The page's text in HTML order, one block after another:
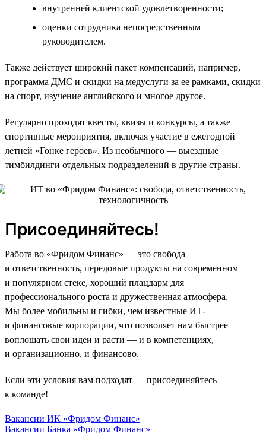
внутренней клиентской удовлетворенности;
оценки сотрудника непосредственным
руководителем.
Также действует широкий пакет компенсаций, например,
программа ДМС и скидки на медуслуги за ее рамками, скидки
на спорт, изучение английского и многое другое.
Регулярно проходят квесты, квизы и конкурсы, а также
спортивные мероприятия, включая участие в ежегодной
летней «Гонке героев». Из необычного — выездные
тимбилдинги отдельных подразделений в другие страны.
Присоединяйтесь!
Работа во «Фридом Финанс» — это свобода
и ответственность, передовые продукты на современном
и популярном стеке, хороший плацдарм для
профессионального роста и дружественная атмосфера.
Мы более мобильны и гибки, чем известные ИТ-
и финансовые корпорации, что позволяет нам быстрее
воплощать свои идеи и расти — и в компетенциях,
и организационно, и финансово.
Если эти условия вам подходят — присоединяйтесь
к команде!
Вакансии ИК «Фридом Финанс»
Вакансии Банка «Фридом Финанс»